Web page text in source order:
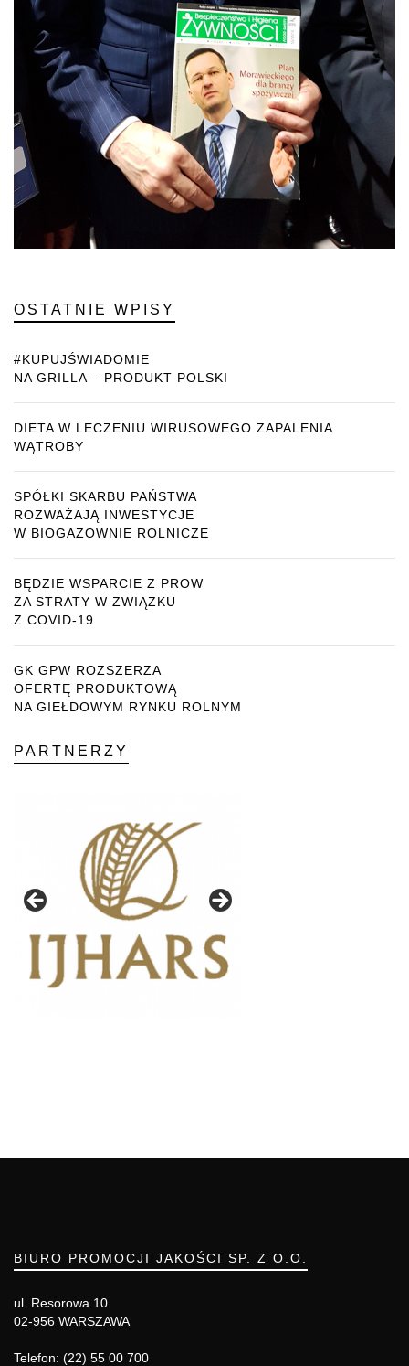
OSTATNIE WPISY
#KUPUJŚWIADOMIE
NA GRILLA – PRODUKT POLSKI
DIETA W LECZENIU WIRUSOWEGO ZAPALENIA
WĄTROBY
SPÓŁKI SKARBU PAŃSTWA
ROZWAŻAJĄ INWESTYCJE
W BIOGAZOWNIE ROLNICZE
BĘDZIE WSPARCIE Z PROW
ZA STRATY W ZWIĄZKU
Z COVID-19
GK GPW ROZSZERZA
OFERTĘ PRODUKTOWĄ
NA GIEŁDOWYM RYNKU ROLNYM
PARTNERZY
BIURO PROMOCJI JAKOŚCI SP. Z O.O.
ul. Resorowa 10
02-956 WARSZAWA
Telefon: (22) 55 00 700